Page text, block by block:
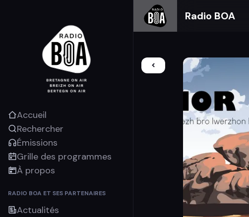
Accueil
Rechercher
Émissions
Grille des programmes
À propos
RADIO BOA ET SES PARTENAIRES
Actualités
Radio BOA